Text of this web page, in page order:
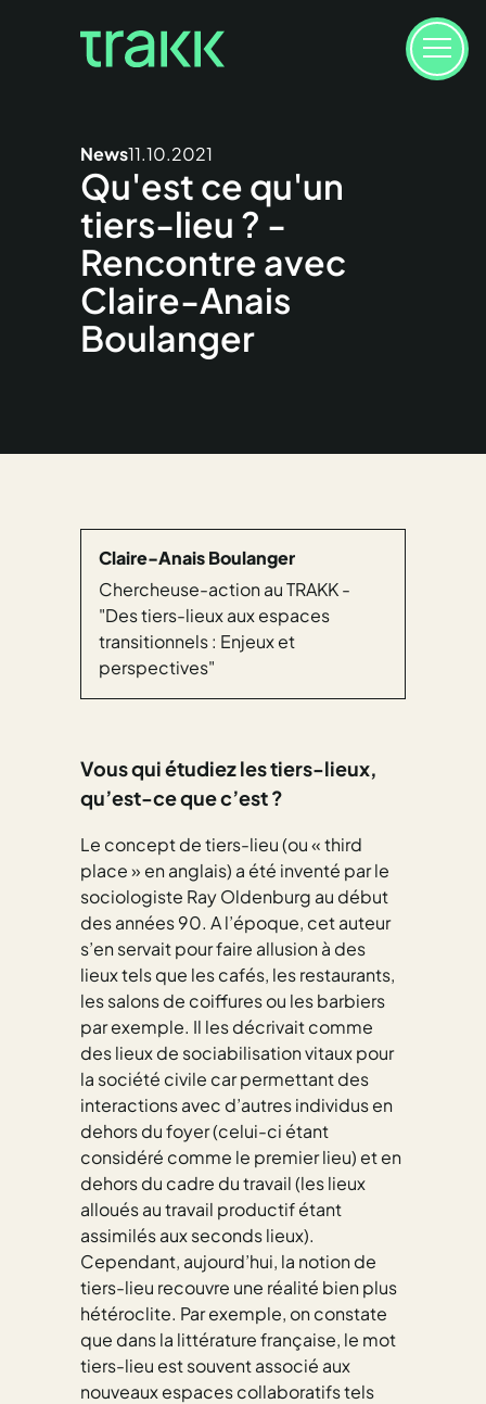
News11.10.2021
Qu'est ce qu'un
tiers-lieu ? -
Rencontre avec
Claire-Anais
Boulanger
Claire-Anais Boulanger
Chercheuse-action au TRAKK -
"Des tiers-lieux aux espaces
transitionnels : Enjeux et
perspectives"
Vous qui étudiez lestiers-lieux,
qu’est-ce que c’est ?
Le concept de tiers-lieu (ou « third
place » en anglais) a été inventé par le
sociologiste Ray Oldenburg au début
des années 90. A l’époque, cet auteur
s’en servait pour faire allusion à des
lieux tels que les cafés, les restaurants,
les salons de coiffures ou les barbiers
par exemple. Il les décrivait comme
des lieux de sociabilisation vitaux pour
la société civile car permettant des
interactions avec d’autres individus en
dehors du foyer (celui-ci étant
considéré comme le premier lieu) et en
dehors du cadre du travail (les lieux
alloués au travail productif étant
assimilés aux seconds lieux).
Cependant, aujourd’hui, la notion de
tiers-lieu recouvre une réalité bien plus
hétéroclite. Par exemple, on constate
que dans la littérature française, le mot
tiers-lieu est souvent associé aux
nouveaux espaces collaboratifs tels